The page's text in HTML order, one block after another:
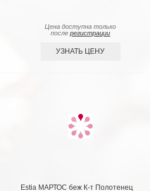
Цена доступна только
послерегистрации
УЗНАТЬ ЦЕНУ
Estia МАРТОС беж К-т Полотенец